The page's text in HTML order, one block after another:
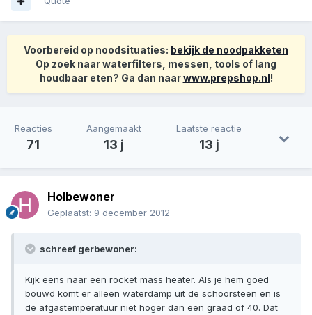
Voorbereid op noodsituaties: bekijk de noodpakketen
Op zoek naar waterfilters, messen, tools of lang
houdbaar eten? Ga dan naarwww.prepshop.nl!
Reacties
71
Aangemaakt
13 j
Laatste reactie
13 j
Holbewoner
Geplaatst: 9 december 2012
schreef gerbewoner:
Kijk eens naar een rocket mass heater. Als je hem goed
bouwd komt er alleen waterdamp uit de schoorsteen en is
de afgastemperatuur niet hoger dan een graad of 40. Dat